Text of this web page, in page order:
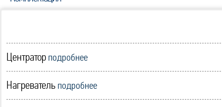
Центратор подробнее
Нагреватель подробнее